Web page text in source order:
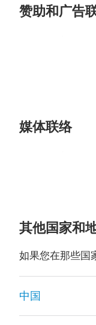
赞助和广告
媒体联络
其他国家和
如果您在那些国
中国